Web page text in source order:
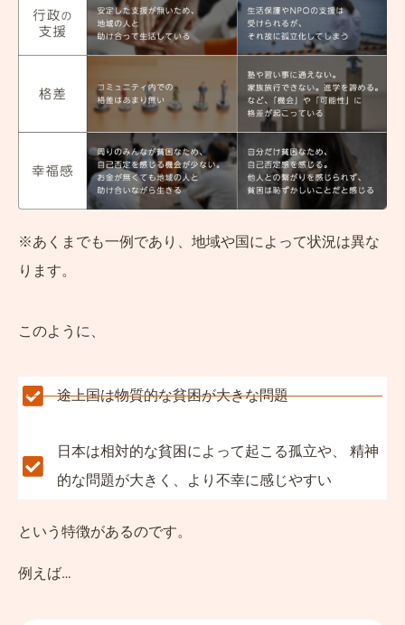
※あくまでも一例であり、地域や国によって状況は異な
ります。
このように、
途上国は物質的な貧困が大きな問題
日本は相対的な貧困によって起こる孤立や、 精神
的な問題が大きく、より不幸に感じやすい
という特徴があるのです。
例えば…